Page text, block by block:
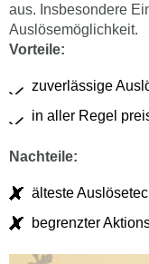
aus. Insbesondere
Auslösemöglichkeit.
Vorteile:
zuverlässige
in aller Regel
Nachteile:
älteste
begrenzter